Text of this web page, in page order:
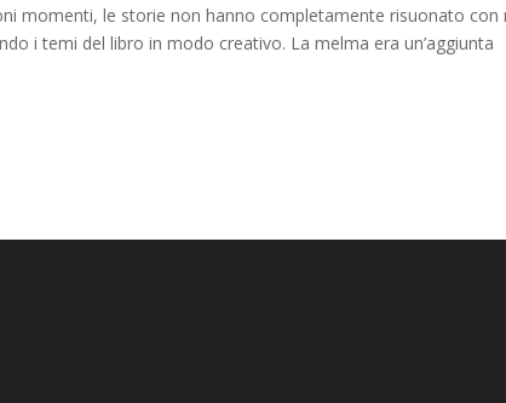
momenti, le storie non hanno completamente risuonato con
i temi del libro in modo creativo. La melma era un’aggiunta